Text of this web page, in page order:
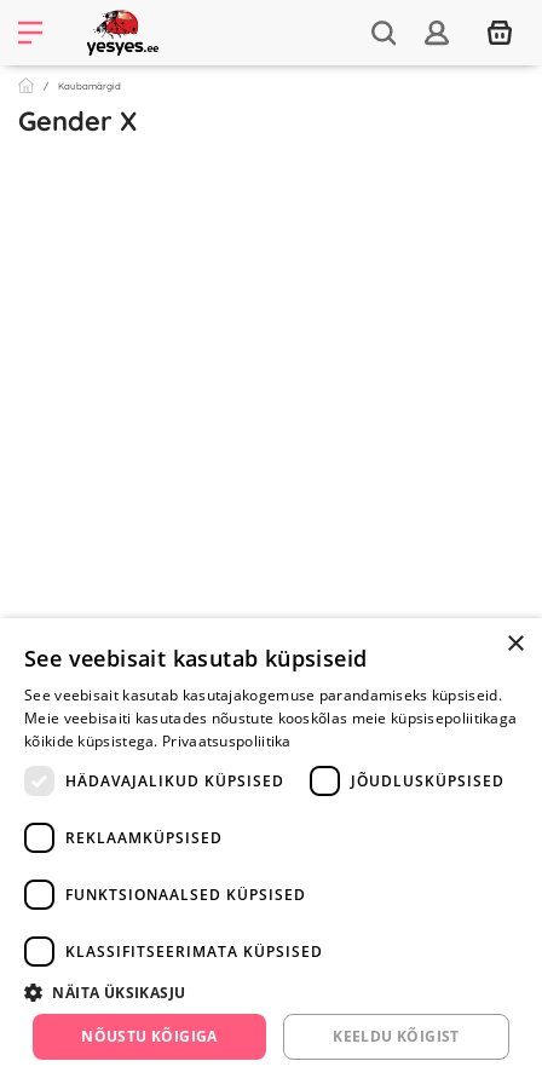
Kaubamärgid
Gender X
facebook.com/yesyes.ee
Instagram/yesyes.ee
×
See veebisait kasutab küpsiseid
See veebisait kasutab kasutajakogemuse parandamiseks küpsiseid.
Meie veebisaiti kasutades nõustute kooskõlas meie küpsisepoliitikaga
kõikide küpsistega. Privaatsuspoliitika
HÄDAVAJALIKUD KÜPSISED
JÕUDLUSKÜPSISED
REKLAAMKÜPSISED
FUNKTSIONAALSED KÜPSISED
KLASSIFITSEERIMATA KÜPSISED
NÄITA ÜKSIKASJU
NÕUSTU KÕIGIGA KEELDU KÕIGIST